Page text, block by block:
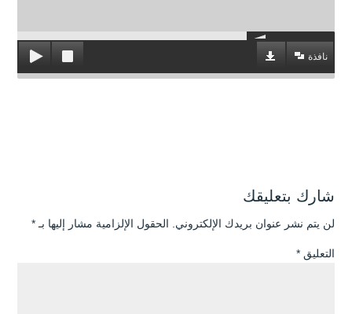
نافذة
شارك بتعليقك
لن يتم نشر عنوان بريدك الإلكتروني. الحقول الإلزامية مشار إليها بـ *
التعليق *